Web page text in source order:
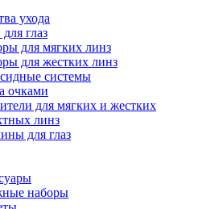
ухода
глаз
для мягких линз
для жестких линз
системы
очками
для мягких и жестких
линз
для глаз
наборы